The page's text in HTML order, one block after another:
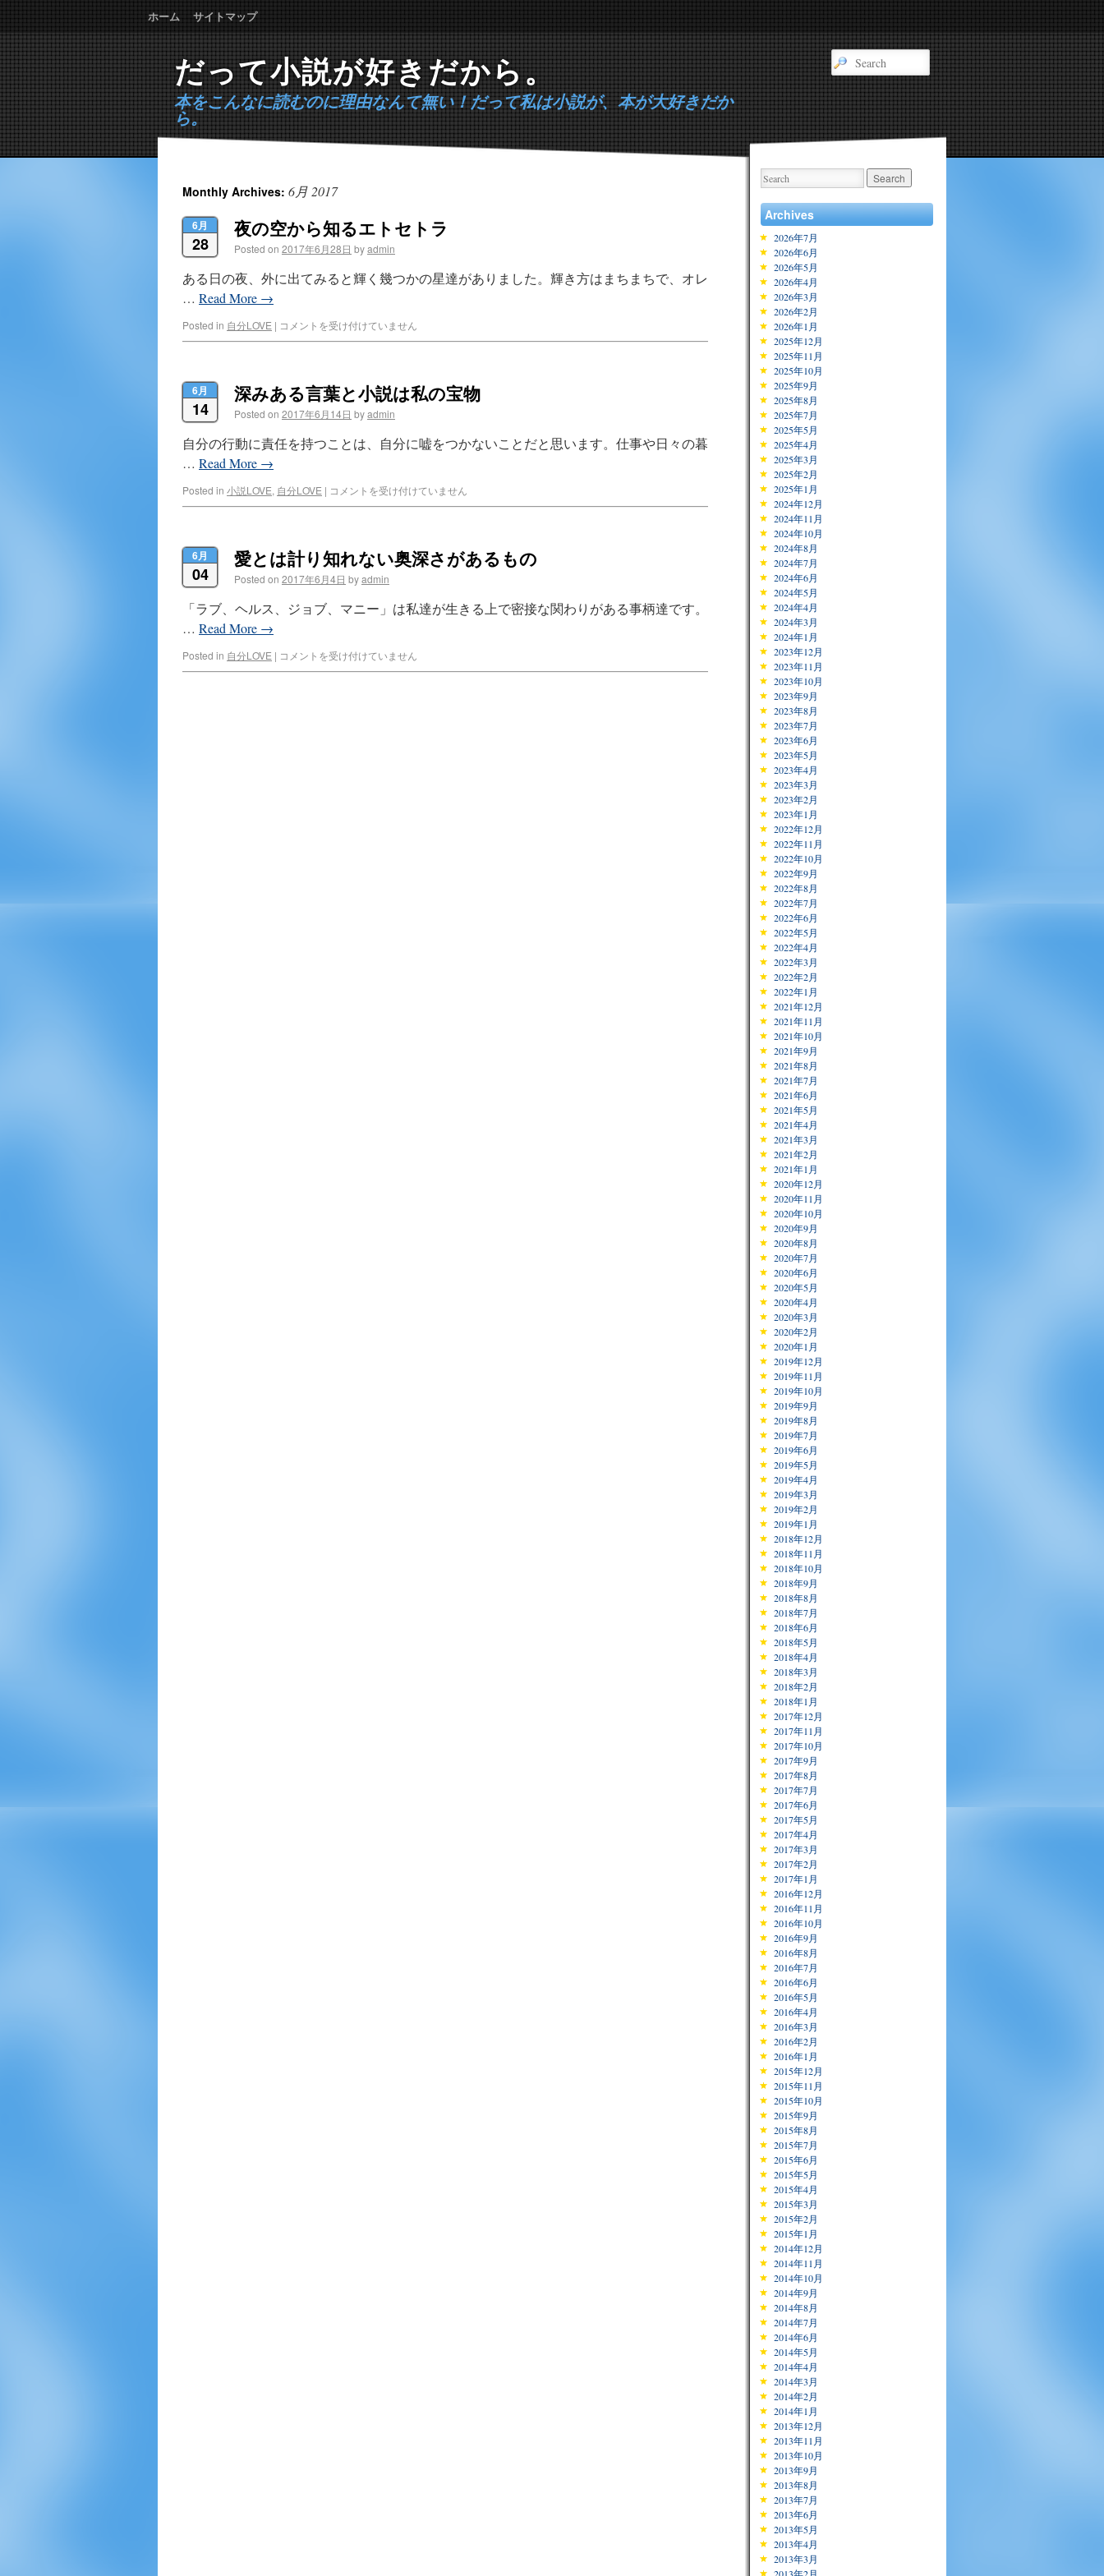
ホーム サイトマップ
だって小説が好きだから。
本をこんなに読むのに理由なんて無い！だって私は小説が、本が大好きだか
ら。
Monthly Archives: 6月 2017
6月
28
夜の空から知るエトセトラ
Posted on 2017年6月28日 byadmin
ある日の夜、外に出てみると輝く幾つかの星達がありました。輝き方はまちまちで、オレ
… Read More →
Posted in 自分LOVE | コメントを受け付けていません
6月
14
深みある言葉と小説は私の宝物
Posted on 2017年6月14日 byadmin
自分の行動に責任を持つことは、自分に嘘をつかないことだと思います。仕事や日々の暮
… Read More →
Posted in 小説LOVE, 自分LOVE | コメントを受け付けていません
6月
04
愛とは計り知れない奥深さがあるもの
Posted on 2017年6月4日 byadmin
「ラブ、ヘルス、ジョブ、マニー」は私達が生きる上で密接な関わりがある事柄達です。
… Read More →
Posted in 自分LOVE | コメントを受け付けていません
Archives
2026年7月
2026年6月
2026年5月
2026年4月
2026年3月
2026年2月
2026年1月
2025年12月
2025年11月
2025年10月
2025年9月
2025年8月
2025年7月
2025年5月
2025年4月
2025年3月
2025年2月
2025年1月
2024年12月
2024年11月
2024年10月
2024年8月
2024年7月
2024年6月
2024年5月
2024年4月
2024年3月
2024年1月
2023年12月
2023年11月
2023年10月
2023年9月
2023年8月
2023年7月
2023年6月
2023年5月
2023年4月
2023年3月
2023年2月
2023年1月
2022年12月
2022年11月
2022年10月
2022年9月
2022年8月
2022年7月
2022年6月
2022年5月
2022年4月
2022年3月
2022年2月
2022年1月
2021年12月
2021年11月
2021年10月
2021年9月
2021年8月
2021年7月
2021年6月
2021年5月
2021年4月
2021年3月
2021年2月
2021年1月
2020年12月
2020年11月
2020年10月
2020年9月
2020年8月
2020年7月
2020年6月
2020年5月
2020年4月
2020年3月
2020年2月
2020年1月
2019年12月
2019年11月
2019年10月
2019年9月
2019年8月
2019年7月
2019年6月
2019年5月
2019年4月
2019年3月
2019年2月
2019年1月
2018年12月
2018年11月
2018年10月
2018年9月
2018年8月
2018年7月
2018年6月
2018年5月
2018年4月
2018年3月
2018年2月
2018年1月
2017年12月
2017年11月
2017年10月
2017年9月
2017年8月
2017年7月
2017年6月
2017年5月
2017年4月
2017年3月
2017年2月
2017年1月
2016年12月
2016年11月
2016年10月
2016年9月
2016年8月
2016年7月
2016年6月
2016年5月
2016年4月
2016年3月
2016年2月
2016年1月
2015年12月
2015年11月
2015年10月
2015年9月
2015年8月
2015年7月
2015年6月
2015年5月
2015年4月
2015年3月
2015年2月
2015年1月
2014年12月
2014年11月
2014年10月
2014年9月
2014年8月
2014年7月
2014年6月
2014年5月
2014年4月
2014年3月
2014年2月
2014年1月
2013年12月
2013年11月
2013年10月
2013年9月
2013年8月
2013年7月
2013年6月
2013年5月
2013年4月
2013年3月